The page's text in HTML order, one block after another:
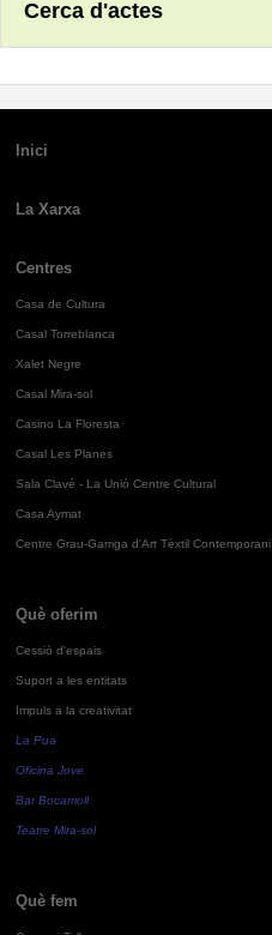
Cerca d'actes
Inici
La Xarxa
Centres
Casa de Cultura
Casal Torreblanca
Xalet Negre
Casal Mira-sol
Casino La Floresta
Casal Les Planes
Sala Clavé - La Unió Centre Cultural
Casa Aymat
Centre Grau-Garriga d'Art Tèxtil Contemporani
Què oferim
Cessió d'espais
Suport a les entitats
Impuls a la creativitat
La Pua
Oficina Jove
Bar Bocamoll
Teatre Mira-sol
Què fem